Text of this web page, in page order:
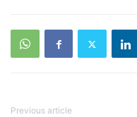
Previous article